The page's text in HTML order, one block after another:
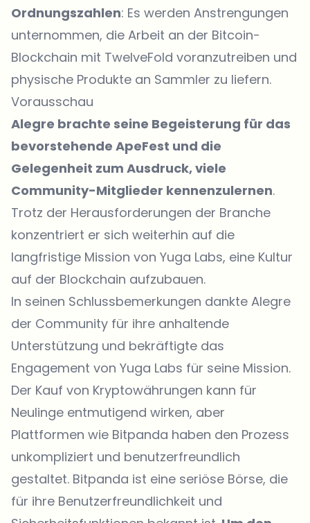
Ordnungszahlen: Es werden Anstrengungen
unternommen, die Arbeit an der Bitcoin-
Blockchain mit TwelveFold voranzutreiben und
physische Produkte an Sammler zu liefern.
Vorausschau
Alegre brachte seine Begeisterung für das
bevorstehende ApeFest und die
Gelegenheit zum Ausdruck, viele
Community-Mitglieder kennenzulernen.
Trotz der Herausforderungen der Branche
konzentriert er sich weiterhin auf die
langfristige Mission von Yuga Labs, eine Kultur
auf der Blockchain aufzubauen.
In seinen Schlussbemerkungen dankte Alegre
der Community für ihre anhaltende
Unterstützung und bekräftigte das
Engagement von Yuga Labs für seine Mission.
Der Kauf von Kryptowährungen kann für
Neulinge entmutigend wirken, aber
Plattformen wie Bitpanda haben den Prozess
unkompliziert und benutzerfreundlich
gestaltet. Bitpanda ist eine seriöse Börse, die
für ihre Benutzerfreundlichkeit und